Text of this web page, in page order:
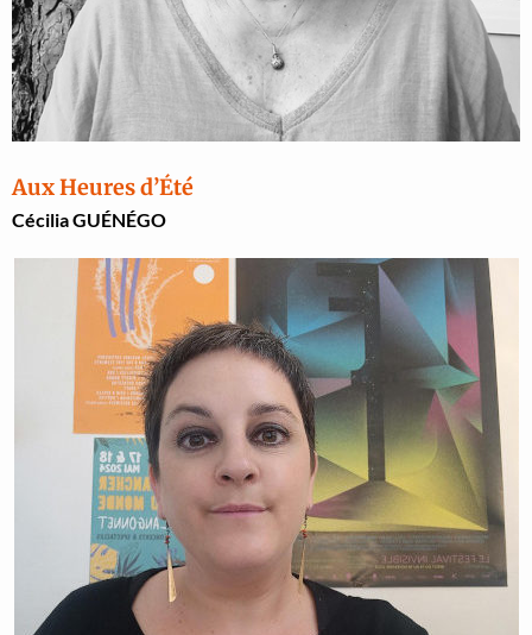
Aux Heures d’Été
Cécil­ia GUÉNÉGO